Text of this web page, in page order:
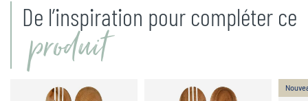
De l’inspiration pour compléter ce
produit